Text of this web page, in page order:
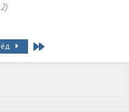
Last